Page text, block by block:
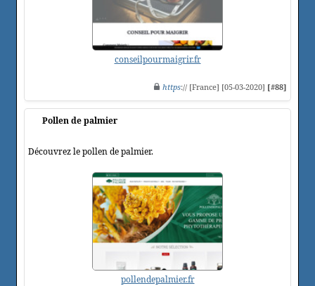
conseilpourmaigrir.fr
https:// [France] [05-03-2020] [#88]
Pollen de palmier
Découvrez le pollen de palmier.
pollendepalmier.fr